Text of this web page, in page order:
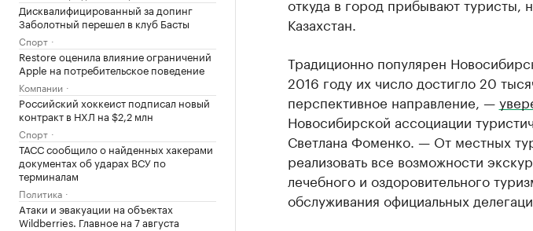
Дисквалифицированный за допинг
Заболотный перешел в клуб Басты
Спорт
Restore оценила влияние ограничений
Apple на потребительское поведение
Компании
Российский хоккеист подписал новый
контракт в НХЛ на $2,2 млн
Спорт
ТАСС сообщило о найденных хакерами
документах об ударах ВСУ по
терминалам
Политика
Атаки и эвакуации на объектах
Wildberries. Главное на 7 августа
Казахстан.
Традиционно популярен
2016 году их число достигло 20
перспективное направление, —
Новосибирской ассоциации
Светлана Фоменко. — От местных
реализовать все возможности
лечебного и оздоровительного
обслуживания официальных